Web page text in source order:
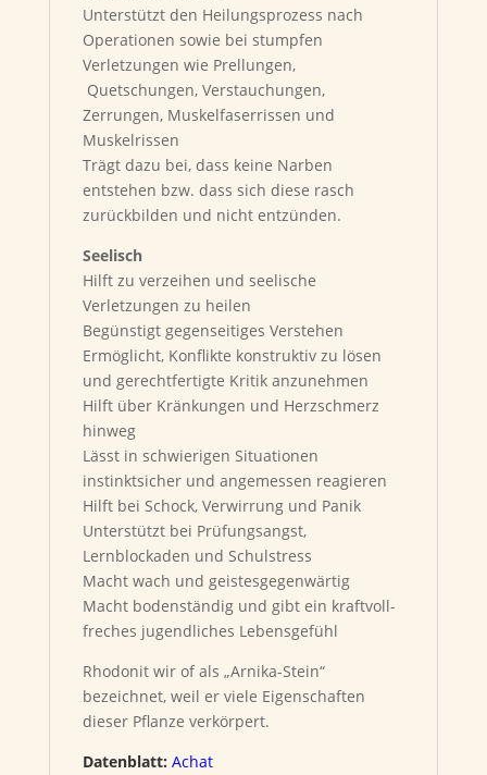
Unterstützt den Heilungsprozess nach
Operationen sowie bei stumpfen
Verletzungen wie Prellungen,
Quetschungen, Verstauchungen,
Zerrungen, Muskelfaserrissen und
Muskelrissen
Trägt dazu bei, dass keine Narben
entstehen bzw. dass sich diese rasch
zurückbilden und nicht entzünden.
Seelisch
Hilft zu verzeihen und seelische
Verletzungen zu heilen
Begünstigt gegenseitiges Verstehen
Ermöglicht, Konflikte konstruktiv zu lösen
und gerechtfertigte Kritik anzunehmen
Hilft über Kränkungen und Herzschmerz
hinweg
Lässt in schwierigen Situationen
instinktsicher und angemessen reagieren
Hilft bei Schock, Verwirrung und Panik
Unterstützt bei Prüfungsangst,
Lernblockaden und Schulstress
Macht wach und geistesgegenwärtig
Macht bodenständig und gibt ein kraftvoll-
freches jugendliches Lebensgefühl
Rhodonit wir of als „Arnika-Stein“
bezeichnet, weil er viele Eigenschaften
dieser Pflanze verkörpert.
Datenblatt: Achat